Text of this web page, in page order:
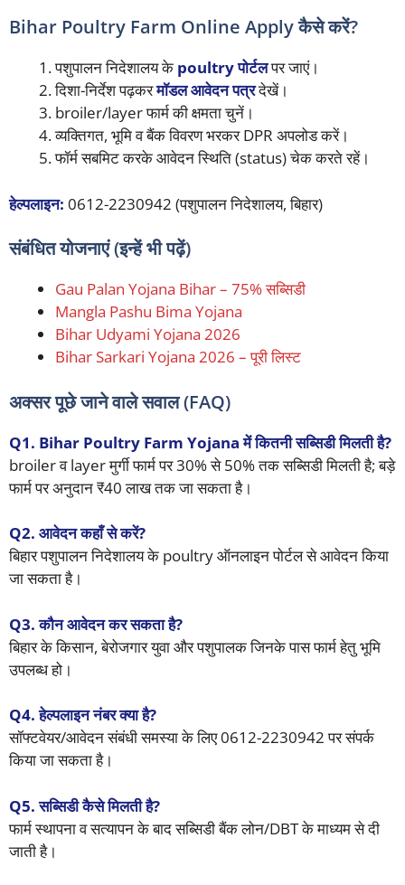
Bihar Poultry Farm Online Apply कैसे करें?
पशुपालन निदेशालय के poultry पोर्टलपर जाएं।
दिशा-निर्देश पढ़करमॉडल आवेदन पत्रदेखें।
broiler/layer फार्म की क्षमता चुनें।
व्यक्तिगत, भूमि व बैंक विवरण भरकर DPR अपलोड करें।
फॉर्म सबमिट करके आवेदन स्थिति (status) चेक करते रहें।
हेल्पलाइन: 0612-2230942 (पशुपालन निदेशालय, बिहार)
संबंधित योजनाएं (इन्हें भी पढ़ें)
Gau Palan Yojana Bihar – 75% सब्सिडी
Mangla Pashu Bima Yojana
Bihar Udyami Yojana 2026
Bihar Sarkari Yojana 2026 – पूरी लिस्ट
अक्सर पूछे जाने वाले सवाल (FAQ)
Q1. Bihar Poultry Farm Yojana में कितनी सब्सिडी मिलती है?
broiler व layer मुर्गी फार्म पर 30% से 50% तक सब्सिडी मिलती है; बड़े
फार्म पर अनुदान ₹40 लाख तक जा सकता है।
Q2. आवेदन कहाँ से करें?
बिहार पशुपालन निदेशालय के poultry ऑनलाइन पोर्टल से आवेदन किया
जा सकता है।
Q3. कौन आवेदन कर सकता है?
बिहार के किसान, बेरोजगार युवा और पशुपालक जिनके पास फार्म हेतु भूमि
उपलब्ध हो।
Q4. हेल्पलाइन नंबर क्या है?
सॉफ्टवेयर/आवेदन संबंधी समस्या के लिए 0612-2230942 पर संपर्क
किया जा सकता है।
Q5. सब्सिडी कैसे मिलती है?
फार्म स्थापना व सत्यापन के बाद सब्सिडी बैंक लोन/DBT के माध्यम से दी
जाती है।